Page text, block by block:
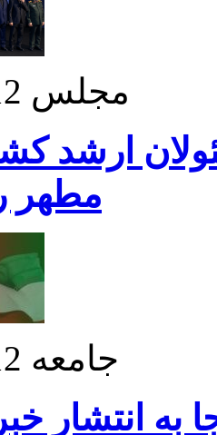
مجلس 12
ارشد
مطهر
جامعه 12
به انتشار